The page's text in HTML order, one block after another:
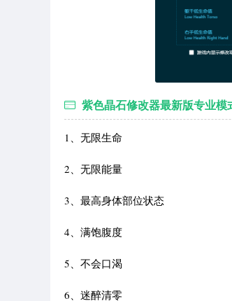
紫色晶石修改器最新版专业
1、无限生命
2、无限能量
3、最高身体部位状态
4、满饱腹度
5、不会口渴
6、迷醉清零